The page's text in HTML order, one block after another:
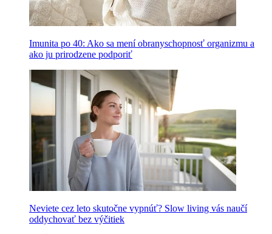
Imunita po 40: Ako sa mení obranyschopnosť organizmu a
ako ju prirodzene podporiť
Neviete cez leto skutočne vypnúť? Slow living vás naučí
oddychovať bez výčitiek